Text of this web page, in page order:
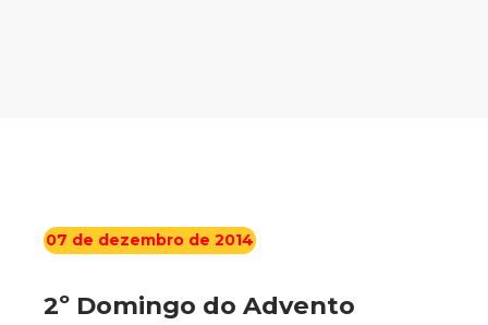
07 de dezembro de 2014
2º Domingo do Advento